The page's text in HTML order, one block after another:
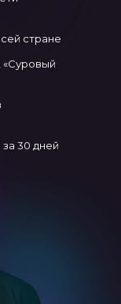
стране
«Суровый
30 дней